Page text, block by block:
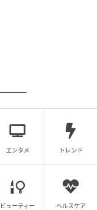
エンタメ トレンド
ビューティー ヘルスケア